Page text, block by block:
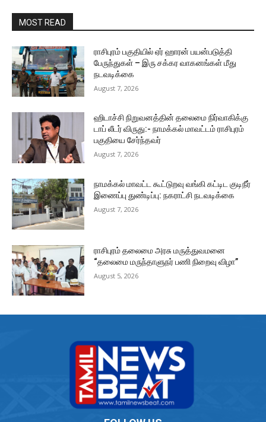
MOST READ
ராசிபுரம் பகுதியில் ஏர் ஹாரன் பயன்படுத்தி
பேருந்துகள் – இரு சக்கர வாகனங்கள் மீது
நடவடிக்கை
August 7, 2026
ஹிடாச்சி நிறுவனத்தின் தலைமை நிர்வாகிக்கு
டாப் லீடர் விருது:- நாமக்கல் மாவட்டம் ராசிபுரம்
பகுதியை சேர்ந்தவர்
August 7, 2026
நாமக்கல் மாவட்ட கூட்டுறவு வங்கி கட்டிட குடிநீர்
இணைப்பு துண்டிப்பு: நகராட்சி நடவடிக்கை
August 7, 2026
ராசிபுரம் தலைமை அரசு மருத்துவமனை
“தலைமை மருந்தாளுநர் பணி நிறைவு விழா”
August 5, 2026